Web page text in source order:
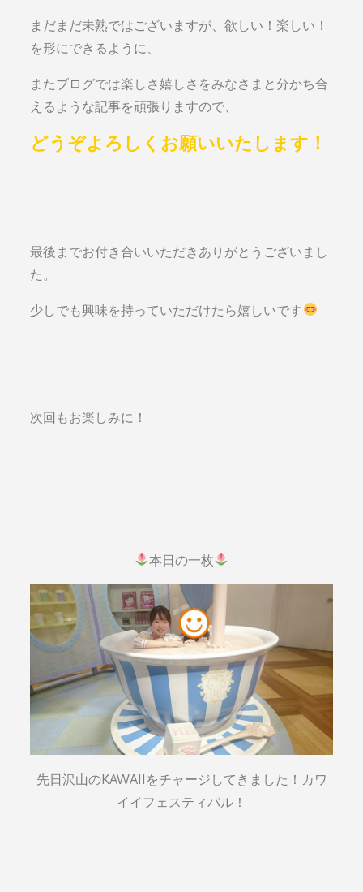
まだまだ未熟ではございますが、欲しい！楽しい！
を形にできるように、
またブログでは楽しさ嬉しさをみなさまと分かち合
えるような記事を頑張りますので、
どうぞよろしくお願いいたします！
最後までお付き合いいただきありがとうございまし
た。
少しでも興味を持っていただけたら嬉しいです
次回もお楽しみに！
本日の一枚
先日沢山のKAWAIIをチャージしてきました！カワ
イイフェスティバル！